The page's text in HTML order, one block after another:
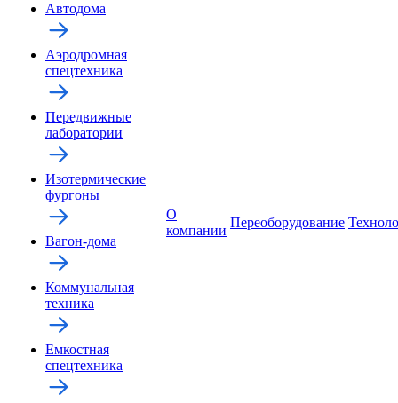
Автодома
Аэродромная
спецтехника
Передвижные
лаборатории
Изотермические
фургоны
Вагон-дома
Коммунальная
техника
Емкостная
спецтехника
О
компании
Переоборудование